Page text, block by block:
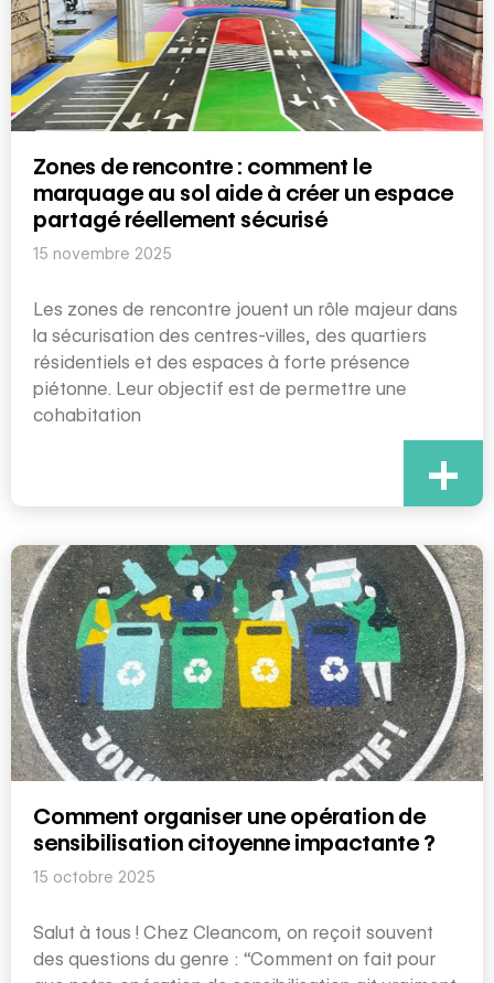
Zones de rencontre : comment le
marquage au sol aide à créer un espace
partagé réellement sécurisé
15 novembre 2025
Les zones de rencontre jouent un rôle majeur dans
la sécurisation des centres-villes, des quartiers
résidentiels et des espaces à forte présence
piétonne. Leur objectif est de permettre une
cohabitation
+
Comment organiser une opération de
sensibilisation citoyenne impactante ?
15 octobre 2025
Salut à tous ! Chez Cleancom, on reçoit souvent
des questions du genre : “Comment on fait pour